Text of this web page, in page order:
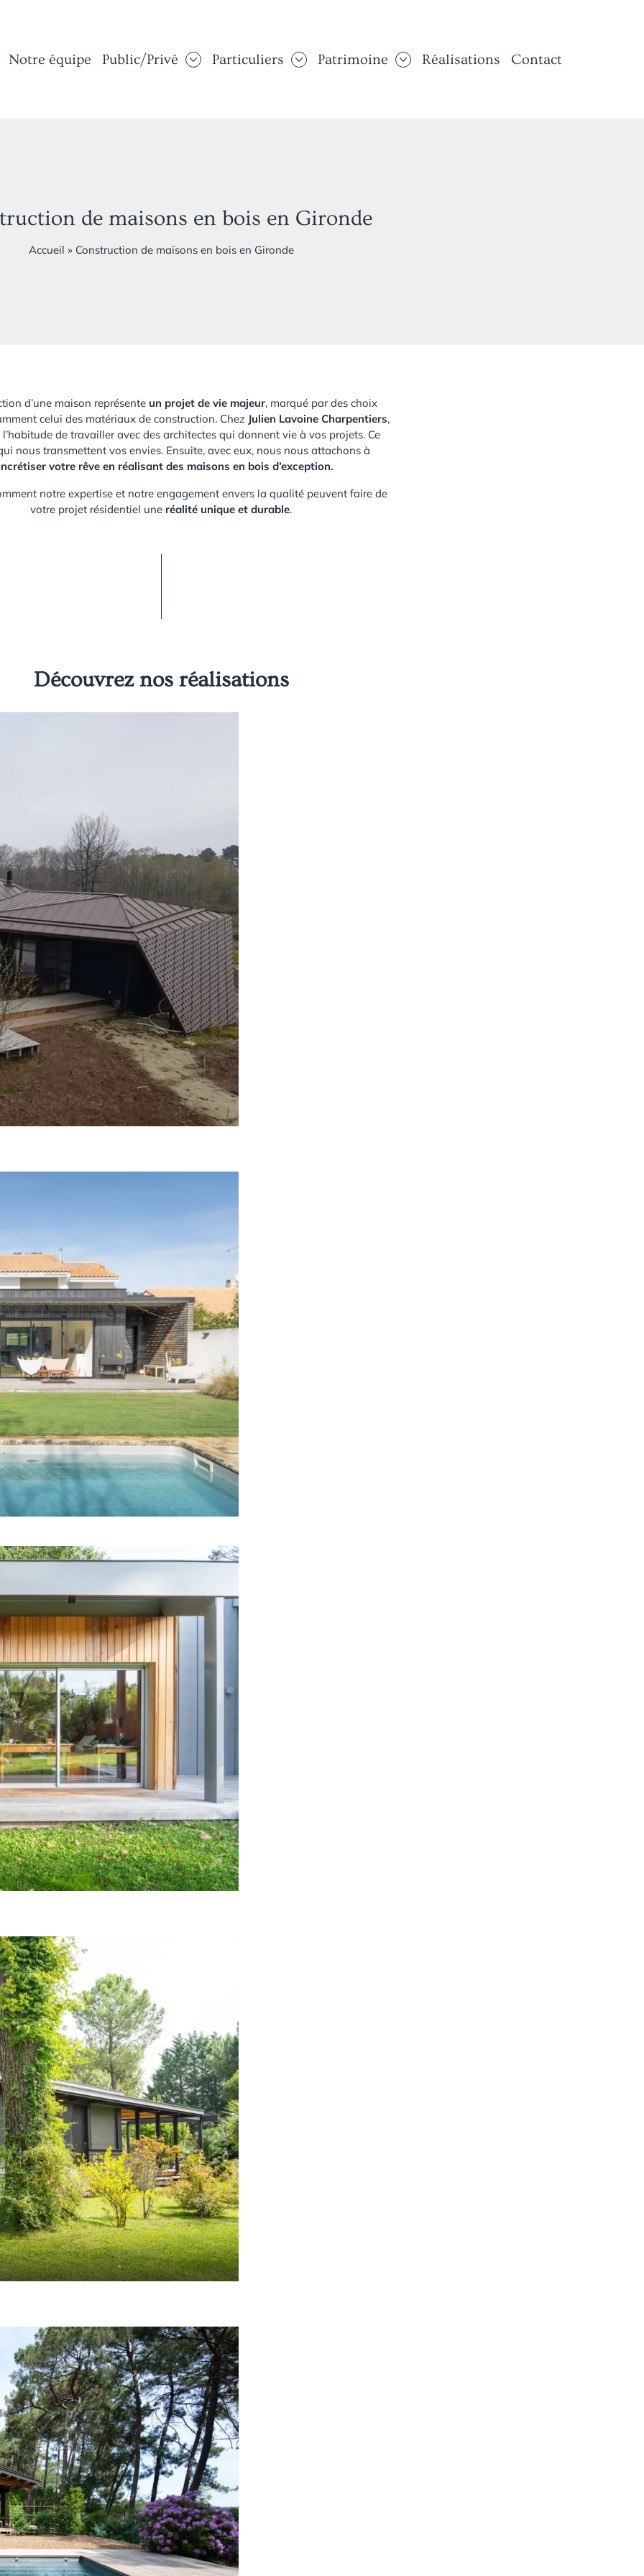
Notre équipe Public/Privé Particuliers Patrimoine Réalisations Contact
de maisons en bois en Gironde
Accueil » Construction de maisons en bois en Gironde
d’une maison représente un projet de vie majeur, marqué par des choix
celui des matériaux de construction. Chez Julien Lavoine Charpentiers,
de travailler avec des architectes qui donnent vie à vos projets. Ce
nous transmettent vos envies. Ensuite, avec eux, nous nous attachons à
votre rêve en réalisant des maisons en bois d’exception.
notre expertise et notre engagement envers la qualité peuvent faire de
votre projet résidentiel une réalité unique et durable.
Découvrez nos réalisations